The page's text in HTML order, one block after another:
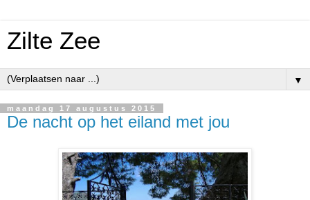
Zilte Zee
▼
maandag 17 augustus 2015
De nacht op het eiland met jou